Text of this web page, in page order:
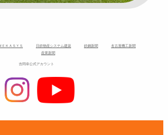
ＥＫＡＳＹＳ 日鉄物産システム建築 鉄鋼新聞
名古屋機工新聞
産業新聞
吉岡幸公式アカウント